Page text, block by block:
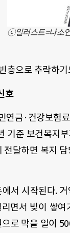
ⓒ일러스트=나소
층으로 추락하기
호
연금·건강보험
기준 보건복지
달하면 복지
서 시작된다.
면서 빚이 쌓
로 막을 일이